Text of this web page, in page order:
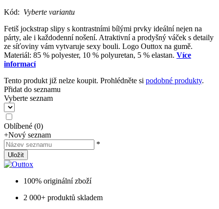
Kód: Vyberte variantu
Fetiš jockstrap slipy s kontrastními bílými prvky ideální nejen na
párty, ale i každodenní nošení. Atraktivní a prodyšný váček s detaily
ze síťoviny vám vytvaruje sexy bouli. Logo Outtox na gumě.
Materiál: 85 % polyester, 10 % polyuretan, 5 % elastan. Více
informací
Tento produkt již nelze koupit. Prohlédněte si podobné produkty.
Přidat do seznamu
Vyberte seznam
Oblíbené (0)
+Nový seznam
*
Uložit
100% originální zboží
2 000+ produktů skladem